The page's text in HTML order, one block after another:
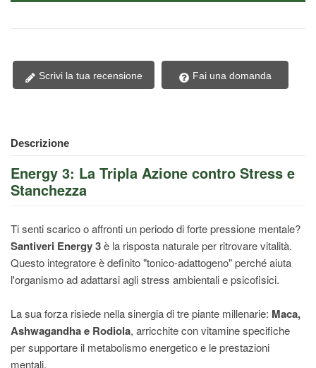
Scrivi la tua recensione Fai una domanda
Descrizione
Energy 3: La Tripla Azione contro Stress e
Stanchezza
Ti senti scarico o affronti un periodo di forte pressione mentale?
Santiveri Energy 3è la risposta naturale per ritrovare vitalità.
Questo integratore è definito "tonico-adattogeno" perché aiuta
l'organismo ad adattarsi agli stress ambientali e psicofisici.
La sua forza risiede nella sinergia di tre piante millenarie: Maca,
Ashwagandha e Rodiola, arricchite con vitamine specifiche
per supportare il metabolismo energetico e le prestazioni
mentali.